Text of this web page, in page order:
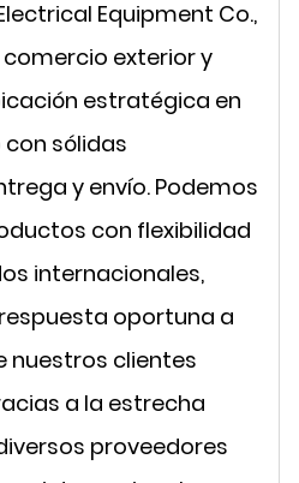
Equipment Co.,
comercio exterior y
estratégica en
sólidas
y envío. Podemos
con flexibilidad
internacionales,
oportuna a
nuestros clientes
a la estrecha
proveedores